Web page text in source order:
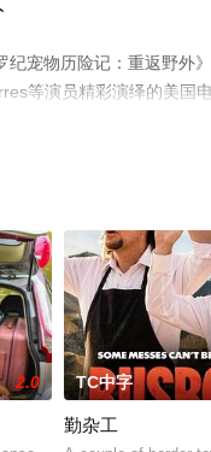
宠物历险记：重返野外
等演员精彩演绎的美国
2.0 TC中字
勤杂工